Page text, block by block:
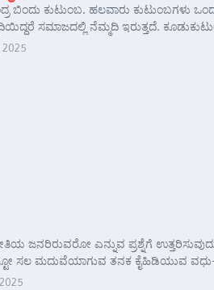
ಬಿಂದು ಕುಟುಂಬ. ಹಲವಾರು ಕುಟುಂಬಗಳು
ಸಮಾಜದಲ್ಲಿ ನೆಮ್ಮದಿ ಇರುತ್ತದೆ.
2025
ಜನರಿರುವರೋ ಎನ್ನುವ ಪ್ರಶ್ನೆಗೆ
ಸಲ ಮದುವೆಯಾಗುವ ತನಕ ಕೈಹಿಡಿಯುವ